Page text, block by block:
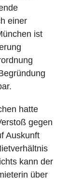
einer
ist
hatte
gegen
Auskunft
kann der
über